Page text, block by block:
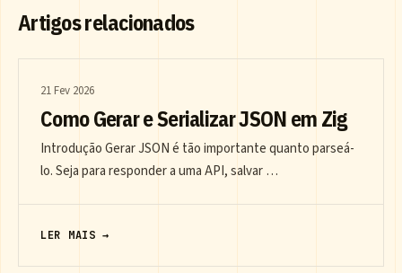
Artigos relacionados
21 Fev 2026
Como Gerar e Serializar JSON em Zig
Introdução Gerar JSON é tão importante quanto parseá-
lo. Seja para responder a uma API, salvar …
LER MAIS →